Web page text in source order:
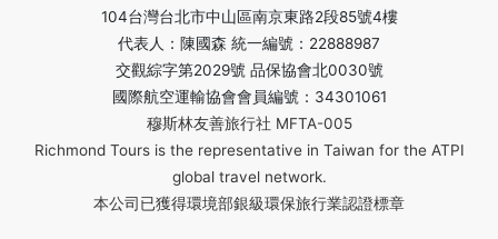
104台灣台北市中山區南京東路2段85號4樓
代表人：陳國森 統一編號：22888987
交觀綜字第2029號 品保協會北0030號
國際航空運輸協會會員編號：34301061
穆斯林友善旅行社 MFTA-005
Richmond Tours is the representative in Taiwan for the ATPI
global travel network.
本公司已獲得環境部銀級環保旅行業認證標章